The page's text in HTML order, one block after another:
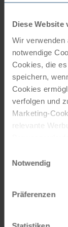
Diese Website
Wir verwenden
notwendige
Cookies, die
speichern,
Cookies
verfolgen und
Marketing-
relevante
entscheiden,
Impressum
Notwendig
Präferenzen